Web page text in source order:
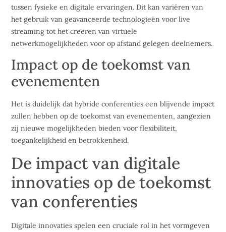
tussen fysieke en digitale ervaringen. Dit kan variëren van
het gebruik van geavanceerde technologieën voor live
streaming tot het creëren van virtuele
netwerkmogelijkheden voor op afstand gelegen deelnemers.
Impact op de toekomst van
evenementen
Het is duidelijk dat hybride conferenties een blijvende impact
zullen hebben op de toekomst van evenementen, aangezien
zij nieuwe mogelijkheden bieden voor flexibiliteit,
toegankelijkheid en betrokkenheid.
De impact van digitale
innovaties op de toekomst
van conferenties
Digitale innovaties spelen een cruciale rol in het vormgeven